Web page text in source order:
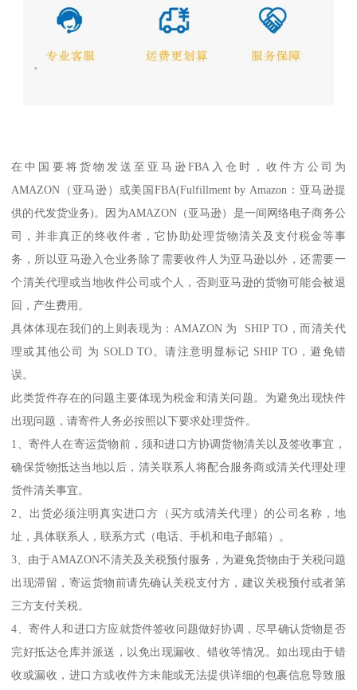
在中国要将货物发送至亚马逊FBA入仓时，收件方公司为
AMAZON（亚马逊）或美国FBA(Fulfillment by Amazon：亚马逊提
供的代发货业务)。因为AMAZON（亚马逊）是一间网络电子商务公
司，并非真正的终收件者，它协助处理货物清关及支付税金等事
务，所以亚马逊入仓业务除了需要收件人为亚马逊以外，还需要一
个清关代理或当地收件公司或个人，否则亚马逊的货物可能会被退
回，产生费用。
具体体现在我们的上则表现为：AMAZON 为 SHIP TO，而清关代
理或其他公司 为 SOLD TO。请注意明显标记 SHIP TO，避免错
误。
此类货件存在的问题主要体现为税金和清关问题。为避免出现快件
出现问题，请寄件人务必按照以下要求处理货件。
1、寄件人在寄运货物前，须和进口方协调货物清关以及签收事宜，
确保货物抵达当地以后，清关联系人将配合服务商或清关代理处理
货件清关事宜。
2、出货必须注明真实进口方（买方或清关代理）的公司名称，地
址，具体联系人，联系方式（电话、手机和电子邮箱）。
3、由于AMAZON不清关及关税预付服务，为避免货物由于关税问题
出现滞留，寄运货物前请先确认关税支付方，建议关税预付或者第
三方支付关税。
4、寄件人和进口方应就货件签收问题做好协调，尽早确认货物是否
完好抵达仓库并派送，以免出现漏收、错收等情况。如出现由于错
收或漏收，进口方或收件方未能或无法提供详细的包裹信息导致服